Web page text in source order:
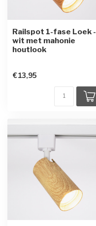
Railspot 1-fase Loek -
wit met mahonie
houtlook
€13,95